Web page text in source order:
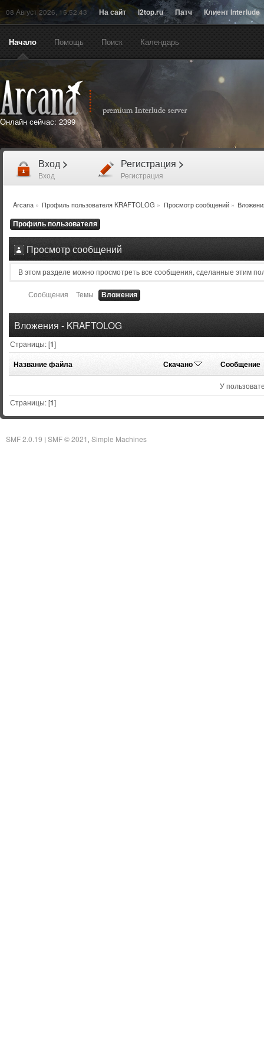
08 Август 2026, 15:52:43 На сайт l2top.ru Патч Клиент Interlude
Начало Помощь Поиск Календарь
Онлайн сейчас: 2399
Вход >
Вход
Регистрация >
Регистрация
Arcana» Профиль пользователя KRAFTOLOG » Просмотр сообщений»
Профиль пользователя
Просмотр сообщений
В этом разделе можно просмотреть все сообщения, сделанные этим
Сообщения Темы Вложения
Вложения - KRAFTOLOG
Страницы: [1]
Название файла Скачано Сообщение
У
Страницы: [1]
SMF 2.0.19 | SMF © 2021 Simple Machines